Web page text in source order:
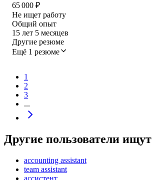
65 000 ₽
Не ищет работу
Общий опыт
15 лет 5 месяцев
Другие резюме
Ещё 1 резюме
1
2
3
...
Другие пользователи ищут
accounting assistant
team assistant
ассистент